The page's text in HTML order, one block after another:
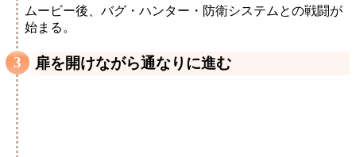
ムービー後、バグ・ハンター・防衛システムとの戦闘が
始まる。
扉を開けながら通なりに進む